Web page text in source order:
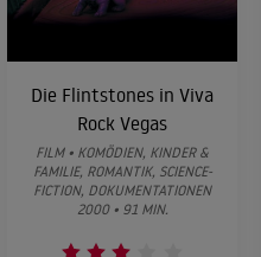
Die Flintstones in Viva
Rock Vegas
FILM • KOMÖDIEN, KINDER &
FAMILIE, ROMANTIK, SCIENCE-
FICTION, DOKUMENTATIONEN
2000 • 91 MIN.